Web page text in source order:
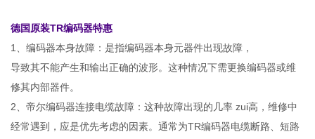
德国原装TR编码器特惠
1、编码器本身故障：是指编码器本身元器件出现故障，
导致其不能产生和输出正确的波形。这种情况下需更换编码器或维
修其内部器件。
2、帝尔编码器连接电缆故障：这种故障出现的几率 zui高，维修中
经常遇到，应是优先考虑的因素。通常为TR编码器电缆断路、短路